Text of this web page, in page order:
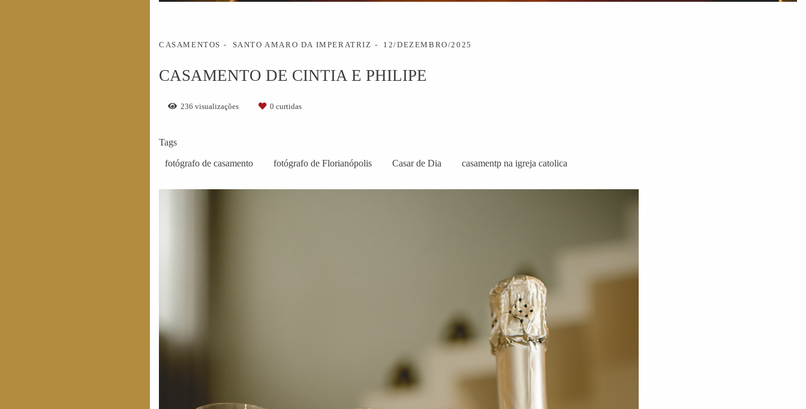
CASAMENTOS SANTO AMARO DA IMPERATRIZ 12/DEZEMBRO/2025
CASAMENTO DE CINTIA E PHILIPE
236 visualizações 0 curtidas
Tags
fotógrafo de casamento fotógrafo de Florianópolis Casar de Dia casamentp na igreja catolica